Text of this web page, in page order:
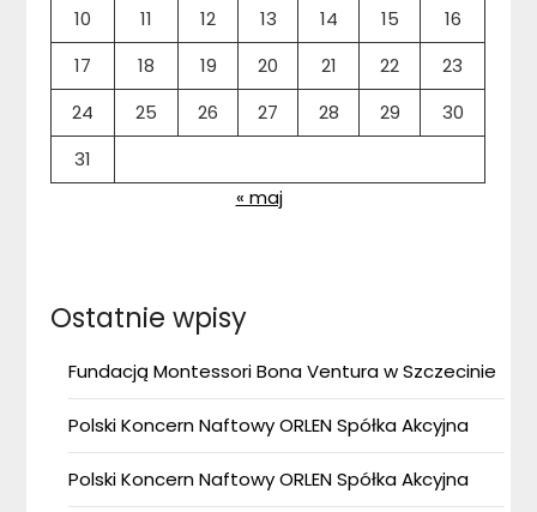
10
11 12 13 14 15
16
17
18 19 20 21 22
23
24
25 26 27 28 29
30
31
« maj
Ostatnie wpisy
Fundacją Montessori Bona Ventura w Szczecinie
Polski Koncern Naftowy ORLEN Spółka Akcyjna
Polski Koncern Naftowy ORLEN Spółka Akcyjna